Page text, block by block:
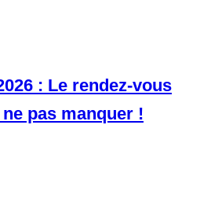
: Le rendez-vous
pas manquer !